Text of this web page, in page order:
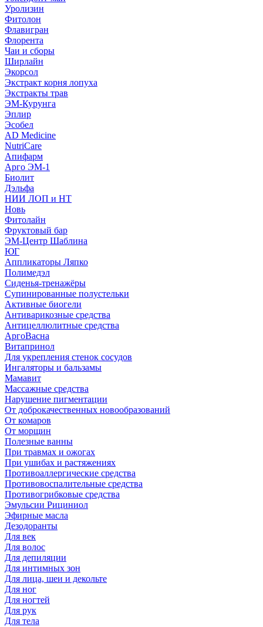
Уролизин
Фитолон
Флавигран
Флорента
Чаи и сборы
Ширлайн
Экорсол
Экстракт корня лопуха
Экстракты трав
ЭМ-Курунга
Эплир
Эсобел
AD Medicine
NutriCare
Апифарм
Арго ЭМ-1
Биолит
Дэльфа
НИИ ЛОП и НТ
Новь
Фитолайн
Фруктовый бар
ЭМ-Центр Шаблина
ЮГ
Аппликаторы Ляпко
Полимедэл
Сиденья-тренажёры
Супинированные полустельки
Активные биогели
Антиварикозные средства
Антицеллюлитные средства
АргоВасна
Витапринол
Для укрепления стенок сосудов
Ингаляторы и бальзамы
Мамавит
Массажные средства
Нарушение пигментации
От доброкачественных новообразований
От комаров
От морщин
Полезные ванны
При травмах и ожогах
При ушибах и растяжениях
Противоаллергические средства
Противовоспалительные средства
Противогрибковые средства
Эмульсии Рициниол
Эфирные масла
Дезодоранты
Для век
Для волос
Для депиляции
Для интимных зон
Для лица, шеи и декольте
Для ног
Для ногтей
Для рук
Для тела